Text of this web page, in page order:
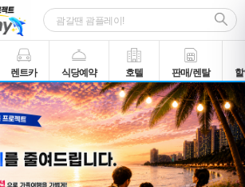
렌트카 식당예약 호텔 판매/렌탈